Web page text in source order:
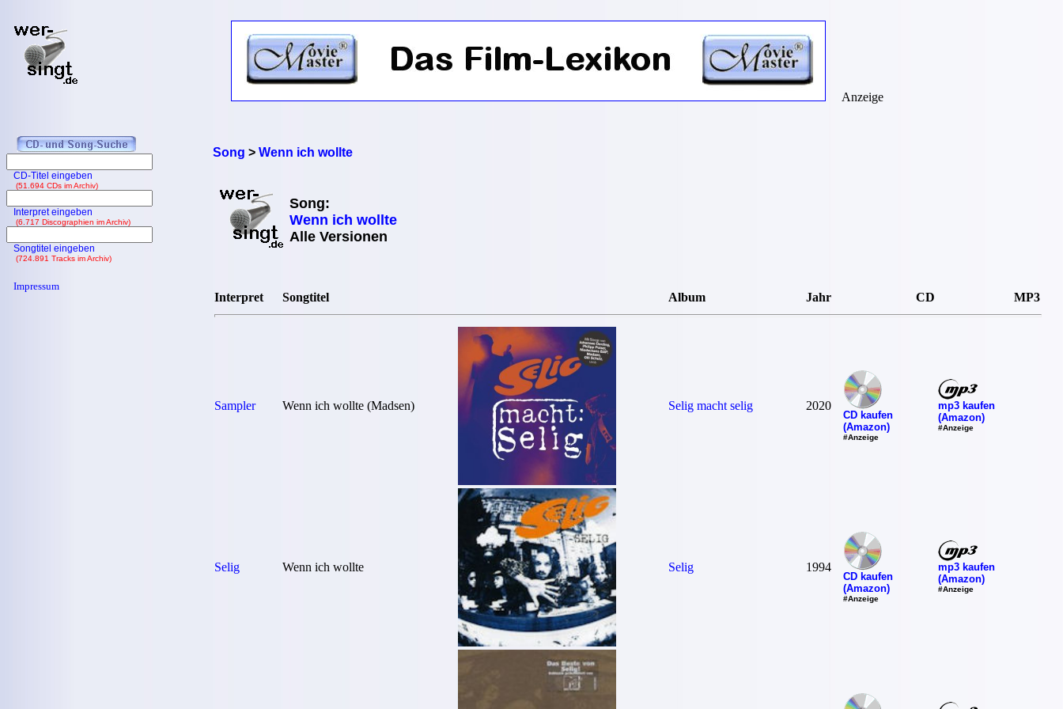
Song > Wenn ich wollte
Song:
Wenn ich wollte
Alle Versionen
Interpret Songtitel Album Jahr CD MP3
Sampler Wenn ich wollte (Madsen) Selig macht selig 2020
CD kaufen
(Amazon)
#Anzeige
mp3 kaufen
(Amazon)
#Anzeige
Selig Wenn ich wollte Selig 1994
CD kaufen
(Amazon)
#Anzeige
mp3 kaufen
(Amazon)
#Anzeige
Anzeige
CD-Titel eingeben
(51.694 CDs im Archiv)
Interpret eingeben
(6.717 Discographien im Archiv)
Songtitel eingeben
(724.891 Tracks im Archiv)
Impressum